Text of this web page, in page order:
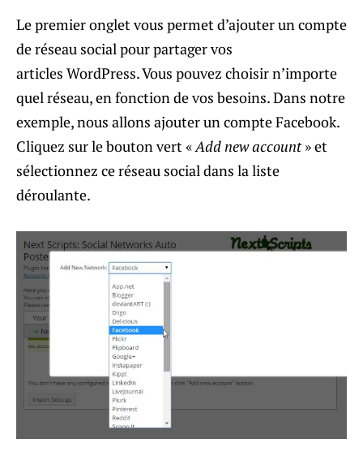
Le premier onglet vous permet d’ajouter un compte
de réseau social pour partager vos
articles WordPress. Vous pouvez choisir n’importe
quel réseau, en fonction de vos besoins. Dans notre
exemple, nous allons ajouter un compte Facebook.
Cliquez sur le bouton vert «Add new account» et
sélectionnez ce réseau social dans la liste
déroulante.